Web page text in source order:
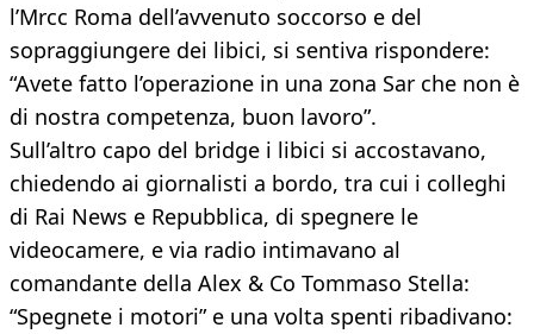
l’Mrcc Roma dell’avvenuto soccorso e del
sopraggiungere dei libici, si sentiva rispondere:
“Avete fatto l’operazione in una zona Sar che non è
di nostra competenza, buon lavoro”.
Sull’altro capo del bridge i libici si accostavano,
chiedendo ai giornalisti a bordo, tra cui i colleghi
di Rai News e Repubblica, di spegnere le
videocamere, e via radio intimavano al
comandante della Alex & Co Tommaso Stella:
“Spegnete i motori” e una volta spenti ribadivano: